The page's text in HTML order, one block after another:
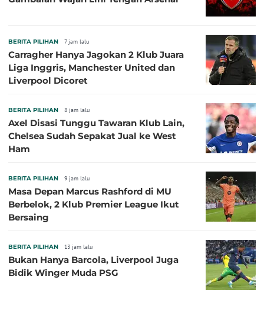
BERITA PILIHAN 7 jam lalu
Carragher Hanya Jagokan 2 Klub Juara
Liga Inggris, Manchester United dan
Liverpool Dicoret
BERITA PILIHAN 8 jam lalu
Axel Disasi Tunggu Tawaran Klub Lain,
Chelsea Sudah Sepakat Jual ke West
Ham
BERITA PILIHAN 9 jam lalu
Masa Depan Marcus Rashford di MU
Berbelok, 2 Klub Premier League Ikut
Bersaing
BERITA PILIHAN 13 jam lalu
Bukan Hanya Barcola, Liverpool Juga
Bidik Winger Muda PSG